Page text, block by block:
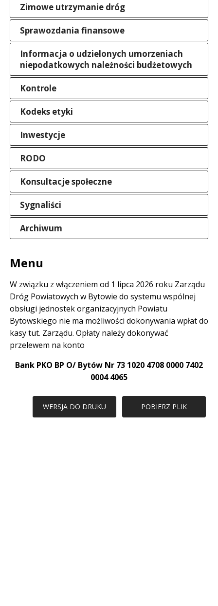
Zimowe utrzymanie dróg
Sprawozdania finansowe
Informacja o udzielonych umorzeniach
niepodatkowych należności budżetowych
Kontrole
Kodeks etyki
Inwestycje
RODO
Konsultacje społeczne
Sygnaliści
Archiwum
Menu
W związku z włączeniem od 1 lipca 2026 roku Zarządu
Dróg Powiatowych w Bytowie do systemu wspólnej
obsługi jednostek organizacyjnych Powiatu
Bytowskiego nie ma możliwości dokonywania wpłat do
kasy tut. Zarządu. Opłaty należy dokonywać
przelewem na konto
Bank PKO BP O/ Bytów Nr 73 1020 4708 0000 7402
0004 4065
WERSJA DO DRUKU POBIERZ PLIK